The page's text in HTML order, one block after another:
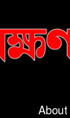
About